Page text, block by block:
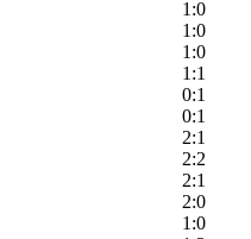
1:0
1:0
1:0
1:1
0:1
0:1
2:1
2:2
2:1
2:0
1:0